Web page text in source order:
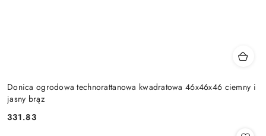
Donica ogrodowa technorattanowa kwadratowa 46x46x46 ciemny i
jasny brąz
Cena:
331.83